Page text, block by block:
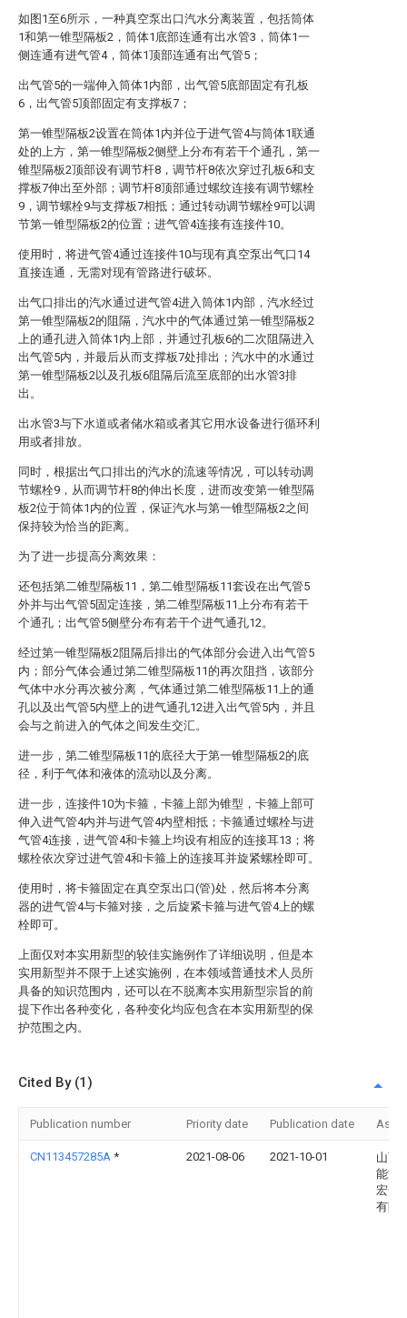
如图1至6所示，一种真空泵出口汽水分离装置，包括筒体
1和第一锥型隔板2，筒体1底部连通有出水管3，筒体1一
侧连通有进气管4，筒体1顶部连通有出气管5；
出气管5的一端伸入筒体1内部，出气管5底部固定有孔板
6，出气管5顶部固定有支撑板7；
第一锥型隔板2设置在筒体1内并位于进气管4与筒体1联通
处的上方，第一锥型隔板2侧壁上分布有若干个通孔，第一
锥型隔板2顶部设有调节杆8，调节杆8依次穿过孔板6和支
撑板7伸出至外部；调节杆8顶部通过螺纹连接有调节螺栓
9，调节螺栓9与支撑板7相抵；通过转动调节螺栓9可以调
节第一锥型隔板2的位置；进气管4连接有连接件10。
使用时，将进气管4通过连接件10与现有真空泵出气口14
直接连通，无需对现有管路进行破坏。
出气口排出的汽水通过进气管4进入筒体1内部，汽水经过
第一锥型隔板2的阻隔，汽水中的气体通过第一锥型隔板2
上的通孔进入筒体1内上部，并通过孔板6的二次阻隔进入
出气管5内，并最后从而支撑板7处排出；汽水中的水通过
第一锥型隔板2以及孔板6阻隔后流至底部的出水管3排
出。
出水管3与下水道或者储水箱或者其它用水设备进行循环利
用或者排放。
同时，根据出气口排出的汽水的流速等情况，可以转动调
节螺栓9，从而调节杆8的伸出长度，进而改变第一锥型隔
板2位于筒体1内的位置，保证汽水与第一锥型隔板2之间
保持较为恰当的距离。
为了进一步提高分离效果：
还包括第二锥型隔板11，第二锥型隔板11套设在出气管5
外并与出气管5固定连接，第二锥型隔板11上分布有若干
个通孔；出气管5侧壁分布有若干个进气通孔12。
经过第一锥型隔板2阻隔后排出的气体部分会进入出气管5
内；部分气体会通过第二锥型隔板11的再次阻挡，该部分
气体中水分再次被分离，气体通过第二锥型隔板11上的通
孔以及出气管5内壁上的进气通孔12进入出气管5内，并且
会与之前进入的气体之间发生交汇。
进一步，第二锥型隔板11的底径大于第一锥型隔板2的底
径，利于气体和液体的流动以及分离。
进一步，连接件10为卡箍，卡箍上部为锥型，卡箍上部可
伸入进气管4内并与进气管4内壁相抵；卡箍通过螺栓与进
气管4连接，进气管4和卡箍上均设有相应的连接耳13；将
螺栓依次穿过进气管4和卡箍上的连接耳并旋紧螺栓即可。
使用时，将卡箍固定在真空泵出口(管)处，然后将本分离
器的进气管4与卡箍对接，之后旋紧卡箍与进气管4上的螺
栓即可。
上面仅对本实用新型的较佳实施例作了详细说明，但是本
实用新型并不限于上述实施例，在本领域普通技术人员所
具备的知识范围内，还可以在不脱离本实用新型宗旨的前
提下作出各种变化，各种变化均应包含在本实用新型的保
护范围之内。
Cited By (1)
Publication number Priority date Publication date
CN113457285A * 2021-08-06 2021-10-01
山西
能源
宏光
有限